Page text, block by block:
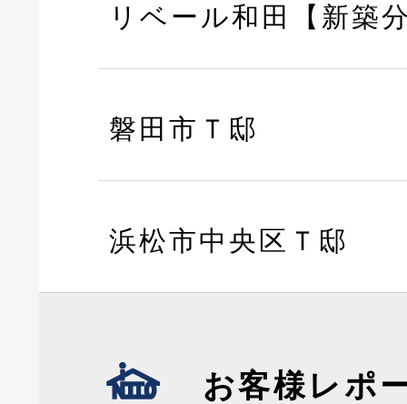
リベール和田【新築
磐田市Ｔ邸
浜松市中央区Ｔ邸
お客様レポ